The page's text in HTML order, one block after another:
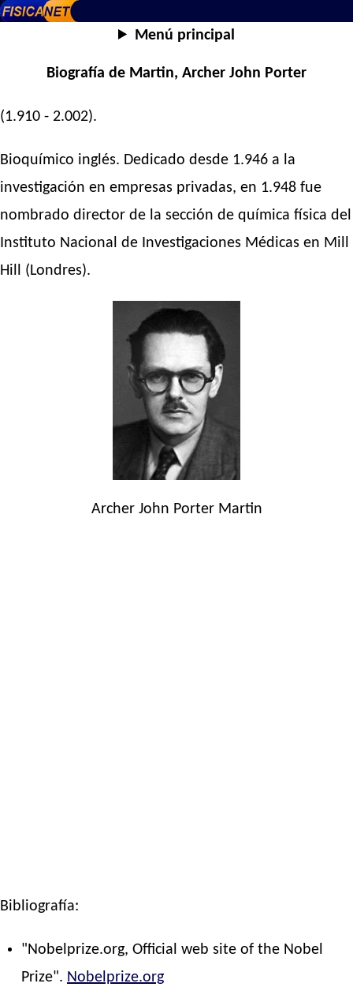
Menú principal
Biografía de Martin, Archer John Porter
(1.910 - 2.002).
Bioquímico inglés. Dedicado desde 1.946 a la
investigación en empresas privadas, en 1.948 fue
nombrado director de la sección de química física del
Instituto Nacional de Investigaciones Médicas en Mill
Hill (Londres).
Archer John Porter Martin
Bibliografía:
"Nobelprize.org, Official web site of the Nobel
Prize". Nobelprize.org